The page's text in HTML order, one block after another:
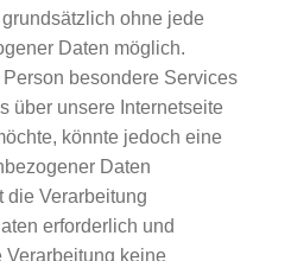
ohne jede
Daten möglich.
besondere Services
über unsere Internetseite
könnte jedoch eine
Daten
die Verarbeitung
erforderlich und
Verarbeitung keine